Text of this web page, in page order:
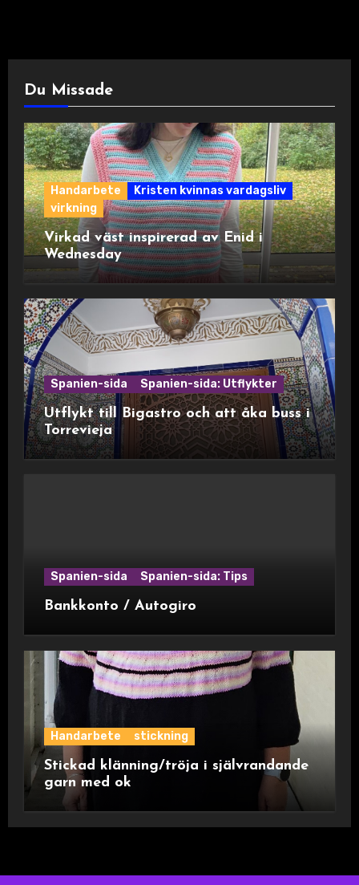
Du Missade
Handarbete
Kristen kvinnas vardagsliv
virkning
Virkad väst inspirerad av Enid i
Wednesday
Spanien-sida Spanien-sida: Utflykter
Utflykt till Bigastro och att åka buss i
Torrevieja
Spanien-sida Spanien-sida: Tips
Bankkonto / Autogiro
Handarbete stickning
Stickad klänning/tröja i självrandande
garn med ok